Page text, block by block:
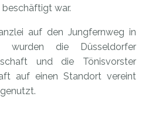
war.
auf den Jungfernweg in
die Düsseldorfer
und die Tönisvorster
auf einen Standort vereint